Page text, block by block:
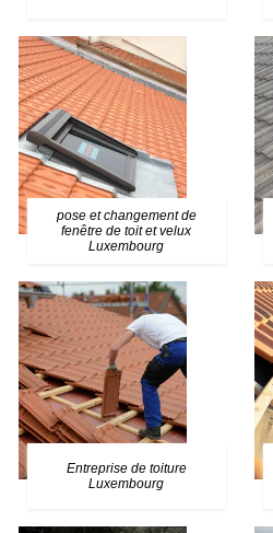
pose et changement de
fenêtre de toit et velux
Luxembourg
Entreprise de toiture
Luxembourg